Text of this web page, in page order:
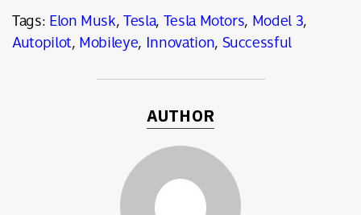
Tags:Elon Musk,Tesla,Tesla Motors, Model 3,
Autopilot,Mobileye, Innovation,Successful
AUTHOR